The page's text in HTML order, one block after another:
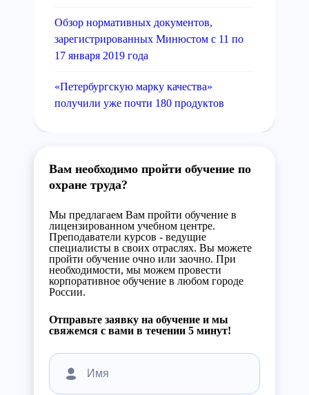
Обзор нормативных документов,
зарегистрированных Минюстом с 11 по
17 января 2019 года
«Петербургскую марку качества»
получили уже почти 180 продуктов
Вам необходимо пройти обучение по
охране труда?
Мы предлагаем Вам пройти обучение в
лицензированном учебном центре.
Преподаватели курсов - ведущие
специалисты в своих отраслях. Вы можете
пройти обучение очно или заочно. При
необходимости, мы можем провести
корпоративное обучение в любом городе
России.
Отправьте заявку на обучение и мы
свяжемся с вами в течении 5 минут!